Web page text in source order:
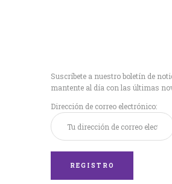
Suscríbete a nuestro boletín de
mantente al día con las últimas
Dirección de correo electrónico: